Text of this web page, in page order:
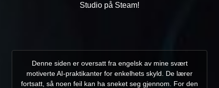
Studio på Steam!
Denne siden er oversatt fra engelsk av mine svært
motiverte AI-praktikanter for enkelhets skyld. De lærer
fortsatt, så noen feil kan ha sneket seg gjennom. For den